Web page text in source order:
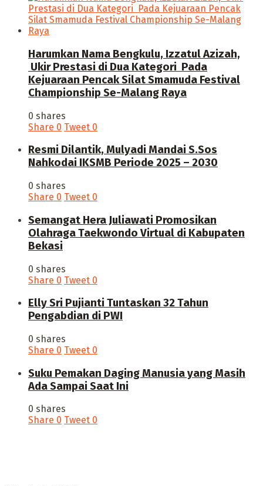
Harumkan Nama Bengkulu, Izzatul Azizah,
Ukir Prestasi di Dua Kategori Pada
Kejuaraan Pencak Silat Smamuda Festival
Championship Se-Malang Raya
0 shares
Share 0 Tweet 0
Resmi Dilantik, Mulyadi Mandai S.Sos
Nahkodai IKSMB Periode 2025 – 2030
0 shares
Share 0 Tweet 0
Semangat Hera Juliawati Promosikan
Olahraga Taekwondo Virtual di Kabupaten
Bekasi
0 shares
Share 0 Tweet 0
Elly Sri Pujianti Tuntaskan 32 Tahun
Pengabdian di PWI
0 shares
Share 0 Tweet 0
‎Suku Pemakan Daging Manusia yang Masih
Ada Sampai Saat Ini
0 shares
Share 0 Tweet 0